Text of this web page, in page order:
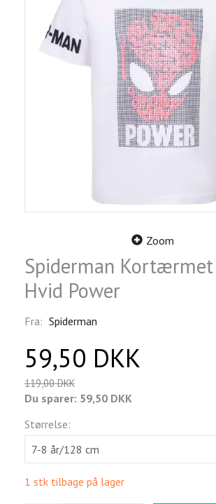
Zoom
Spiderman
Hvid Power
Fra: Spiderman
59,50 DKK
119,00 DKK
Du sparer: 59,50 DKK
Størrelse:
1 stk tilbage på lager